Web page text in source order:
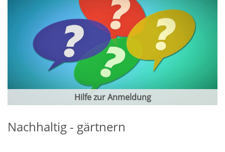
Hilfe zur Anmeldung
Nachhaltig - gärtnern